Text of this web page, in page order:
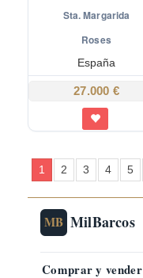
Sta. Margarida
Roses
España
27.000 €
1 2 3 4 5
MB MilBarcos
Comprar y vender